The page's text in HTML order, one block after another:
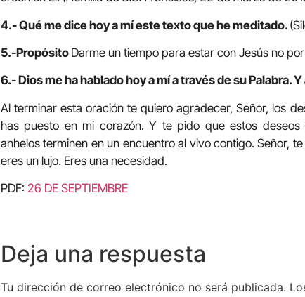
4.- Qué me dice hoy a mí este texto que he meditado.
5.-Propósito Darme un tiempo para estar con Jesús no
6.- Dios me ha hablado hoy a mí a través de su Palabra.
Al terminar esta oración te quiero agradecer, Señor, los
has puesto en mi corazón. Y te pido que estos
anhelos terminen en un encuentro al vivo contigo. Señor,
eres un lujo. Eres una necesidad.
PDF: 26 DE SEPTIEMBRE
Deja una respuesta
Tu dirección de correo electrónico no será publicada.